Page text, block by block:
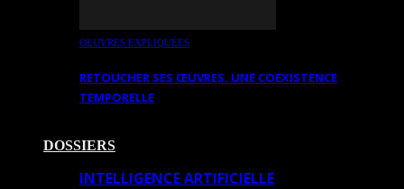
OEUVRES EXPLIQUÉES
RETOUCHER SES ŒUVRES. UNE COEXISTENCE
TEMPORELLE
DOSSIERS
INTELLIGENCE ARTIFICIELLE